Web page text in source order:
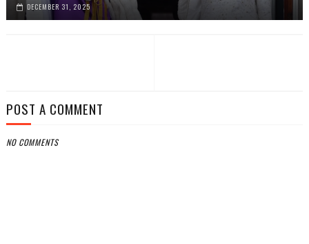
DECEMBER 31, 2025
POST A COMMENT
NO COMMENTS